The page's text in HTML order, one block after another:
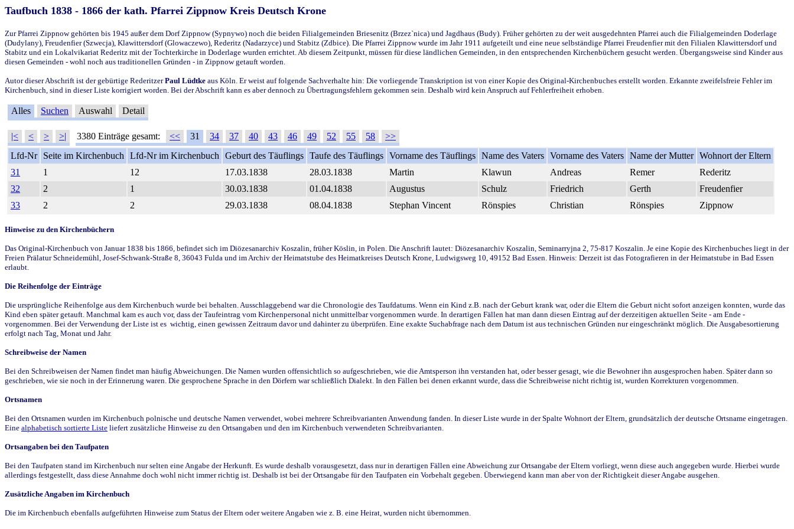
Taufbuch 1838 - 1866 der kath. Pfarrei Zippnow Kreis Deutsch Krone
Zur Pfarrei Zippnow gehörten bis 1945 außer dem Dorf Zippnow (Sypnywo) noch die beiden Filialgemeinden Briesenitz (Brzez`nica) und Jagdhaus (Budy). Früher gehörten zu der weit ausgedehnten Pfarrei auch die Filialgemeinden Doderlage
(Dudylany), Freudenfier (Szwecja), Klawittersdorf (Glowaczewo), Rederitz (Nadarzyce) und Stabitz (Zdbice). Die Pfarrei Zippnow wurde im Jahr 1911 aufgeteilt und eine neue selbständige Pfarrei Freudenfier mit den Filialen Klawittersdorf und
Stabitz und ein Lokalvikariat Rederitz mit der Tochterkirche in Doderlage wurden errichtet. Ab diesem Zeitpunkt, müssen für diese ländlichen Gemeinden, in den entsprechenden Kirchenbüchern gesucht werden. Übergangsweise sind Kinder aus
diesen Gemeinden - wohl noch aus traditionellen Gründen - in Zippnow getauft worden.
Autor dieser Abschrift ist der gebürtige RederitzerPaul Lüdtke aus Köln. Er weist auf folgende Sachverhalte hin: Die vorliegende Transkription ist von einer Kopie des Original-Kirchenbuches erstellt worden. Erkannte zweifelsfreie Fehler im
Kirchenbuch, sind in dieser Liste korrigiert worden. Bei der Abschrift kann es aber dennoch zu Übertragungsfehlern gekommen sein. Deshalb wird kein Anspruch auf Fehlerfreiheit erhoben.
Alles Suchen Auswahl Detail
|< < > >| 3380 Einträge gesamt: << 31 34 37 40 43 46 49 52 55 58
>>
Lfd-Nr
Seite im Kirchenbuch Lfd-Nr im Kirchenbuch Geburt des Täuflings Taufe des Täuflings Vorname des Täuflings Name des Vaters Vorname des Vaters Name der Mutter Wohnort der Eltern
31
1 12 17.03.1838 28.03.1838 Martin Klawun Andreas Remer
Rederitz
32
2 1 30.03.1838 01.04.1838 Augustus Schulz Friedrich Gerth
Freudenfier
33
2 2 29.03.1838 08.04.1838 Stephan Vincent Rönspies Christian Rönspies Zippnow
Hinweise zu den Kirchenbüchern
Das Original-Kirchenbuch von Januar 1838 bis 1866, befindet sich im Diözesanarchiv Koszalin, früher Köslin, in Polen. Die Anschrift lautet: Diözesanarchiv Koszalin, Seminarryjna 2, 75-817 Koszalin. Je eine Kopie des Kirchenbuches liegt in der
Freien Prälatur Schneidemühl, Josef-Schwank-Straße 8, 36043 Fulda und im Archiv der Heimatstube des Heimatkreises Deutsch Krone, Ludwigsweg 10, 49152 Bad Essen. Hinweis: Derzeit ist das Fotografieren in der Heimatstube in Bad Essen
erlaubt.
Die Reihenfolge der Einträge
Die ursprüngliche Reihenfolge aus dem Kirchenbuch wurde bei behalten. Ausschlaggebend war die Chronologie des Taufdatums. Wenn ein Kind z.B. nach der Geburt krank war, oder die Eltern die Geburt nicht sofort anzeigen konnten, wurde das
Kind eben später getauft. Manchmal kam es auch vor, dass der Taufeintrag vom Kirchenpersonal nicht unmittelbar vorgenommen wurde. In derartigen Fällen hat man dann diesen Eintrag auf der derzeitigen aktuellen Seite - am Ende -
vorgenommen. Bei der Verwendung der Liste ist es wichtig, einen gewissen Zeitraum davor und dahinter zu überprüfen. Eine exakte Suchabfrage nach dem Datum ist aus technischen Gründen nur eingeschränkt möglich. Die Ausgabesortierung
erfolgt nach Tag, Monat und Jahr.
Schreibweise der Namen
Bei den Schreibweisen der Namen findet man häufig Abweichungen. Die Namen wurden offensichtlich so aufgeschrieben, wie die Amtsperson ihn verstanden hat, oder besser gesagt, wie die Bewohner ihn ausgesprochen haben. Später dann so
geschrieben, wie sie noch in der Erinnerung waren. Die gesprochene Sprache in den Dörfern war schließlich Dialekt. In den Fällen bei denen erkannt wurde, dass die Schreibweise nicht richtig ist, wurden Korrekturen vorgenommen.
Ortsnamen
Bei den Ortsnamen wurden im Kirchenbuch polnische und deutsche Namen verwendet, wobei mehrere Schreibvarianten Anwendung fanden. In dieser Liste wurde in der Spalte Wohnort der Eltern, grundsätzlich der deutsche Ortsname eingetragen.
Eine alphabetisch sortierte Liste liefert zusätzliche Hinweise zu den Ortsangaben und den im Kirchenbuch verwendeten Schreibvarianten.
Ortsangaben bei den Taufpaten
Bei den Taufpaten stand im Kirchenbuch nur selten eine Angabe der Herkunft. Es wurde deshalb vorausgesetzt, dass nur in derartigen Fällen eine Abweichung zur Ortsangabe der Eltern vorliegt, wenn diese auch angegeben wurde. Hierbei wurde
allerdings festgestellt, dass diese Annahme doch wohl nicht immer richtig ist. Deshalb ist bei der Ortsangabe für den Taufpaten ein Vorbehalt gegeben. Überwiegend kann man aber von der Richtigkeit dieser Angabe ausgehen.
Zusätzliche Angaben im Kirchenbuch
Die im Kirchenbuch ebenfalls aufgeführten Hinweise zum Status der Eltern oder weitere Angaben wie z. B. eine Heirat, wurden nicht übernommen.